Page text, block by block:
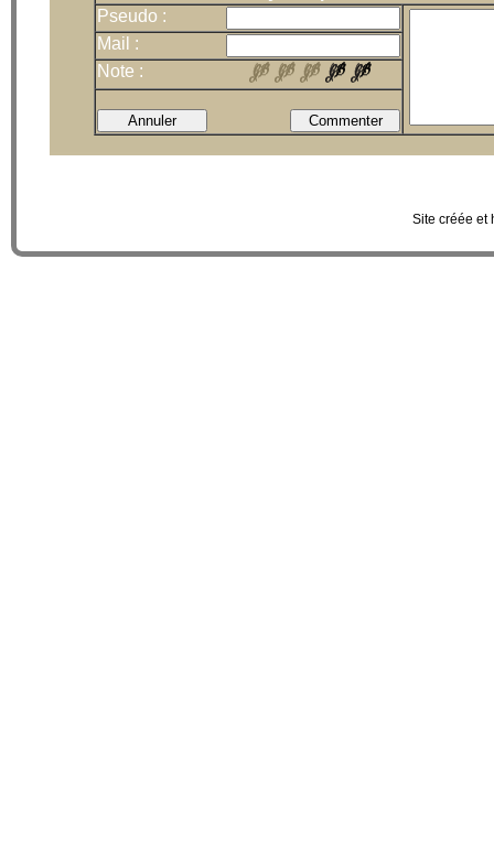
Pseudo :
Mail :
Note :
Site créée et